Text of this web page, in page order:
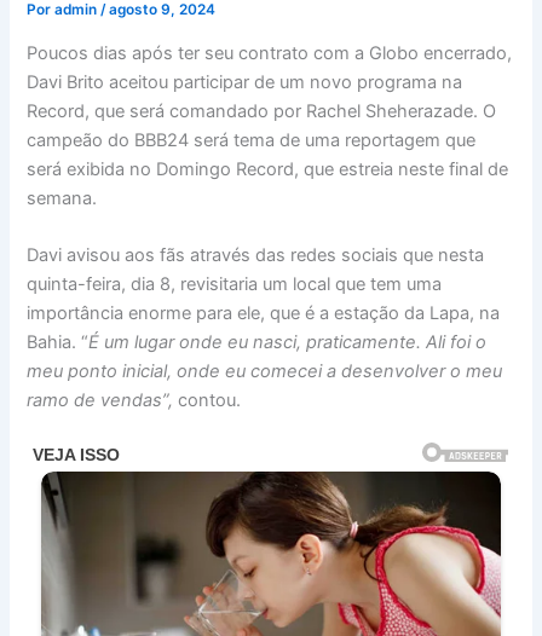
Poradmin/agosto 9, 2024
Poucos dias após ter seu contrato com a Globo encerrado,
Davi Brito aceitou participar de um novo programa na
Record, que será comandado por Rachel Sheherazade. O
campeão do BBB24 será tema de uma reportagem que
será exibida no Domingo Record, que estreia neste final de
semana.
Davi avisou aos fãs através das redes sociais que nesta
quinta-feira, dia 8, revisitaria um local que tem uma
importância enorme para ele, que é a estação da Lapa, na
Bahia. “É um lugar onde eu nasci, praticamente. Ali foi o
meu ponto inicial, onde eu comecei a desenvolver o meu
ramo de vendas”,contou.